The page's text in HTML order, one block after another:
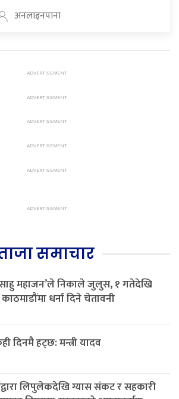
अनलाइनपाना
समाचार
महाजन’ले निकाले जुलुस, १ गतेदेखि
काठमाडौंमा धर्ना दिने चेतावनी
दिनमै हट्छ: मन्त्री यादव
लिपुलेकदेखि ग्यास संकट र सहकारी